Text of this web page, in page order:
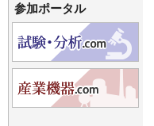
参加ポータル